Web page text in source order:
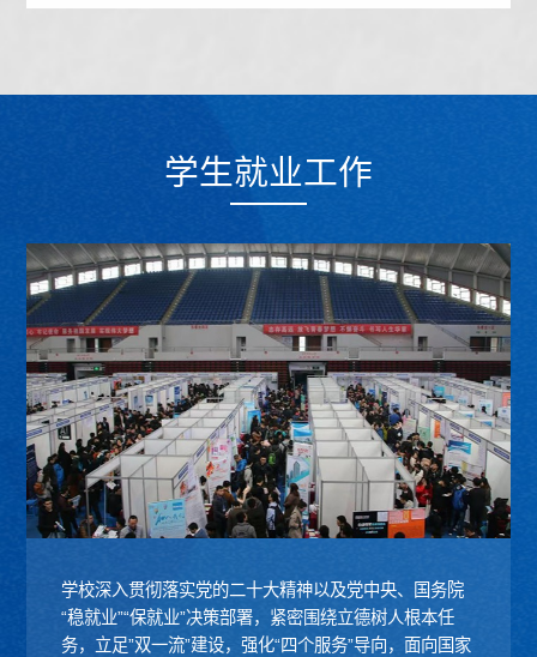
学生就业工作
学校深入贯彻落实党的二十大精神以及党中央、国务院
“稳就业”“保就业”决策部署，紧密围绕立德树人根本任
务，立足”双一流”建设，强化“四个服务”导向，面向国家